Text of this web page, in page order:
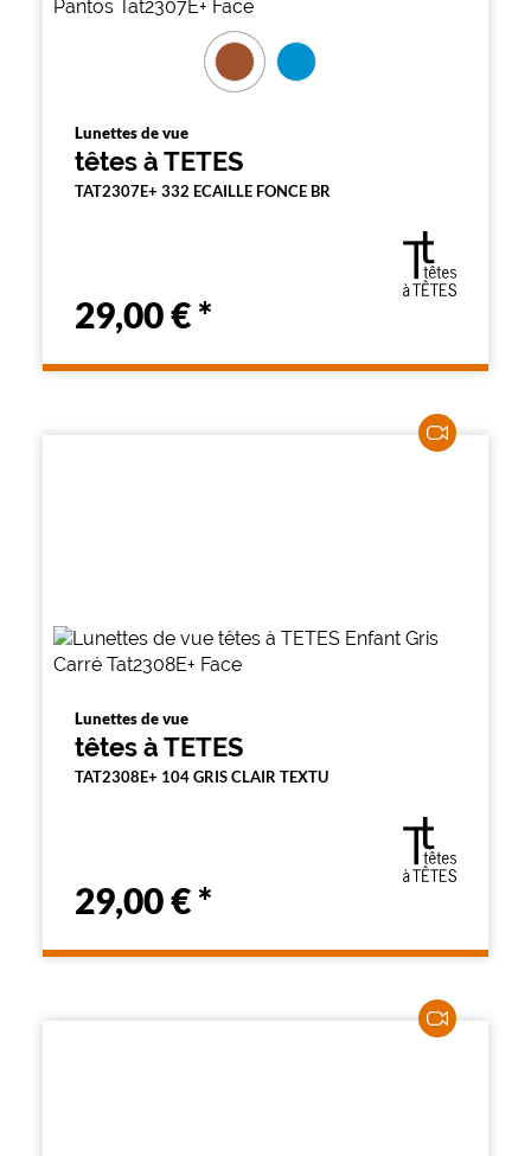
Lunettes de vue
têtes à TETES
TAT2307E+ 332 ECAILLE FONCE BR
29,00 €*
Lunettes de vue
têtes à TETES
TAT2308E+ 104 GRIS CLAIR TEXTU
29,00 €*